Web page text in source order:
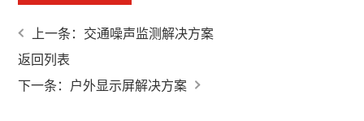
上一条：交通噪声监测解决方案
返回列表
下一条：户外显示屏解决方案